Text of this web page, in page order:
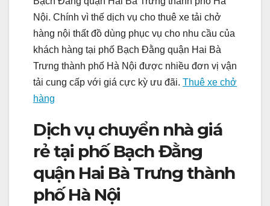
Nội. Chính vì thế dịch vụ cho thuê xe tải chở
hàng nội thất đồ dùng phục vụ cho nhu cầu của
khách hàng tại phố Bạch Đằng quận Hai Bà
Trưng thành phố Hà Nội được nhiều đơn vị vận
tải cung cấp với giá cực kỳ ưu đãi. Thuê xe chở
hàng
Dịch vụ chuyển nhà giá
rẻ tại phố Bạch Đằng
quận Hai Bà Trưng thành
phố Hà Nội